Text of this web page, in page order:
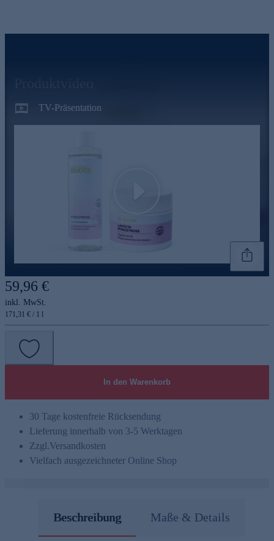
TV-Präsentation
59,96 €
inkl. MwSt.
171,31 € / 1 l
In den Warenkorb
30 Tage kostenfreie Rücksendung
Lieferung innerhalb von 3-5 Werktagen
Zzgl.Versandkosten
Vielfach ausgezeichneter Online Shop
Beschreibung Maße & Details